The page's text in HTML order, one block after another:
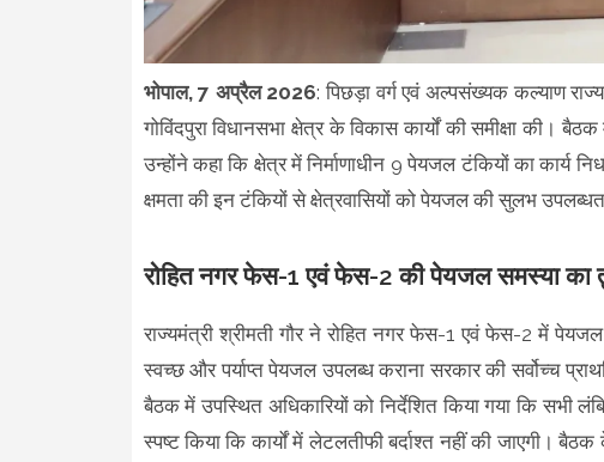
भोपाल, 7 अप्रैल 2026: पिछड़ा वर्ग एवं अल्पसंख्यक कल्याण
गोविंदपुरा विधानसभा क्षेत्र के विकास कार्यों की समीक्षा की।
उन्होंने कहा कि क्षेत्र में निर्माणाधीन 9 पेयजल टंकियों का कार्य
क्षमता की इन टंकियों से क्षेत्रवासियों को पेयजल की सुलभ
रोहित नगर फेस-1 एवं फेस-2 की पेयजल समस्या का
राज्यमंत्री श्रीमती गौर ने रोहित नगर फेस-1 एवं फेस-2 में
स्वच्छ और पर्याप्त पेयजल उपलब्ध कराना सरकार की सर्वोच्च
बैठक में उपस्थित अधिकारियों को निर्देशित किया गया कि सभी
स्पष्ट किया कि कार्यों में लेटलतीफी बर्दाश्त नहीं की जाएगी।